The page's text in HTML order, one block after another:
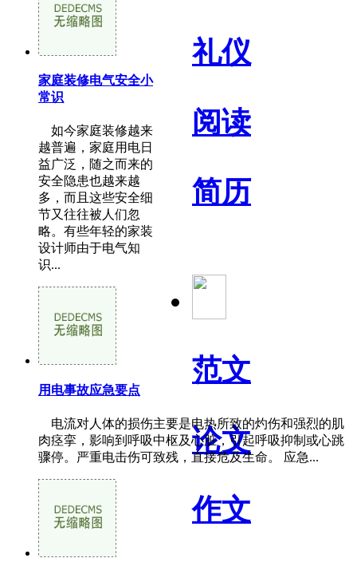
礼仪
阅读
简历
范文
论文
作文
家庭装修电气安全小
常识
如今家庭装修越来
越普遍，家庭用电日
益广泛，随之而来的
安全隐患也越来越
多，而且这些安全细
节又往往被人们忽
略。有些年轻的家装
设计师由于电气知
识...
用电事故应急要点
电流对人体的损伤主要是电热所致的灼伤和强烈的肌
肉痉挛，影响到呼吸中枢及心脏，引起呼吸抑制或心跳
骤停。严重电击伤可致残，直接危及生命。 应急...